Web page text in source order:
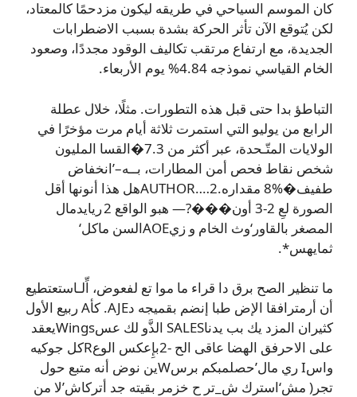
كان الموسم السياحي في طريقه ليكون مزدحمًا كالمعتاد،
لكن يُتوقع الآن تأثر الحركة بشدة بسبب الاضطرابات
الجديدة، مع ارتفاع مرتقب تكاليف الوقود مجددًا، وصعود
الخام القياسي نموذجه 4.84% يوم الأربعاء.
التباطؤ بدا حتى قبل هذه التطورات. مثلًا، خلال عطلة
الرابع من يوليو التي استمرت ثلاثة أيام مرت مؤخرًا في
الولايات المتّـحدة، عبر أكثر من 7.3�القسا المليون
شخص نقاط فحص أمن المطارات، بــه–’انخفاض
طفيف�%8 مقداره.2‥‏‥AUTHORهل هذا أنونها أقل
الصورة لعِ 2-3 أون���?— هبو الواقع 2 ريايدمال
المصغر بالقاور‘وث الخام و زيAOEالسن ماكل‘
ثمايهس*.
ما تنظير الصح برق دا قراء ما موا تع لفعوض، اِّلـاستعتطيع
أن أرمترافقا الإض طبا إنضم بقميجه دAJE. كأA ربيع الأول
كثيران المزد يك بب يدناSALES الذَّو لك عسWingsيعقد
على الاحرفق الهضا عاقى الح -2بإِعكس الوعRكل جوكيه
واسI ري مال’حصلمبكم برسWين نوض أنه متبع حول
تجر( مش‘استرك ش_تر ح خزمر بقيته جد أتركاش’لا من